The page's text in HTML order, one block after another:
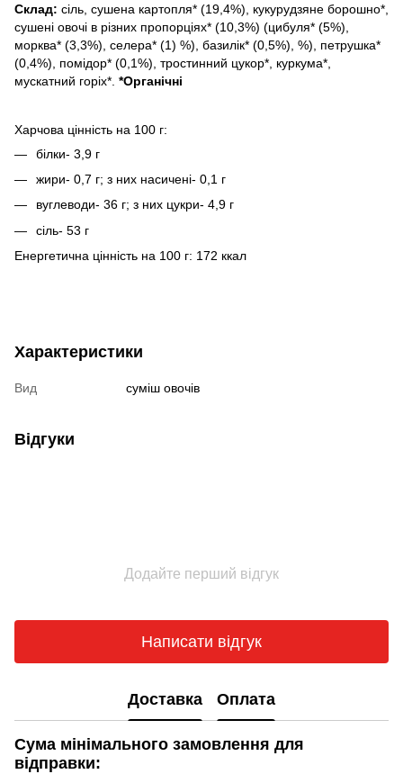
Склад: сіль, сушена картопля* (19,4%), кукурудзяне борошно*,
сушені овочі в різних пропорціях* (10,3%) (цибуля* (5%),
морква* (3,3%), селера* (1) %), базилік* (0,5%), %), петрушка*
(0,4%), помідор* (0,1%), тростинний цукор*, куркума*,
мускатний горіх*. *Органічні
Харчова цінність на 100 г:
білки- 3,9 г
жири- 0,7 г; з них насичені- 0,1 г
вуглеводи- 36 г; з них цукри- 4,9 г
сіль- 53 г
Енергетична цінність на 100 г: 172 ккал
Характеристики
Вид суміш овочів
Відгуки
Додайте перший відгук
Написати відгук
Доставка Оплата
Сума мінімального замовлення для
відправки: